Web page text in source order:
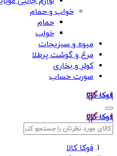
خواب و حمام
حمام
خواب
میوه و سبزیجات
مرغ و گوشت پرطلا
کولر و بخاری
صورت حساب
فوکا کالا
فوکا کالا
فوکا کالا